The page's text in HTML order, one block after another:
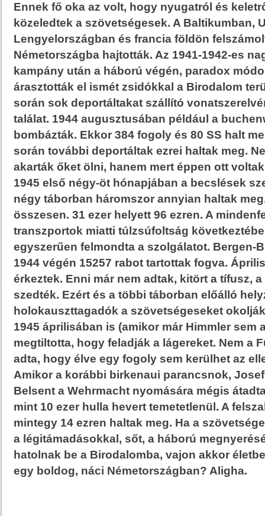
Ennek fő oka az volt, hogy nyugatról és
közeledtek a szövetségesek. A Baltikumban,
Lengyelországban és francia földön
Németországba hajtották. Az 1941-1942-es
kampány után a háború végén, paradox
árasztották el ismét zsidókkal a Birodalom
során sok deportáltakat szállító
találat. 1944 augusztusában például a
bombázták. Ekkor 384 fogoly és 80 SS halt
során további deportáltak ezrei haltak meg.
akarták őket ölni, hanem mert éppen ott
1945 első négy-öt hónapjában a becslések
négy táborban háromszor annyian haltak
összesen. 31 ezer helyett 96 ezren. A
transzportok miatti túlzsúfoltság
egyszerűen felmondta a szolgálatot. Bergen-
1944 végén 15257 rabot tartottak fogva.
érkeztek. Enni már nem adtak, kitört a tífusz,
szedték. Ezért és a többi táborban előálló
holokauszttagadók a szövetségeseket
1945 áprilisában is (amikor már Himmler sem
megtiltotta, hogy feladják a lágereket. Nem a
adta, hogy élve egy fogoly sem kerülhet az
Amikor a korábbi birkenaui parancsnok,
Belsent a Wehrmacht nyomására mégis
mint 10 ezer hulla hevert temetetlenül. A
mintegy 14 ezren haltak meg. Ha a
a légitámadásokkal, sőt, a háború
hatolnak be a Birodalomba, vajon akkor
egy boldog, náci Németországban? Aligha.